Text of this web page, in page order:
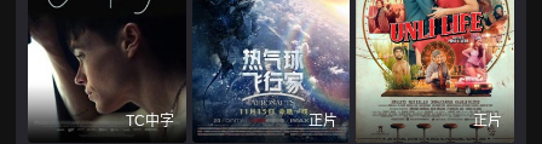
TC中字 正片 正片